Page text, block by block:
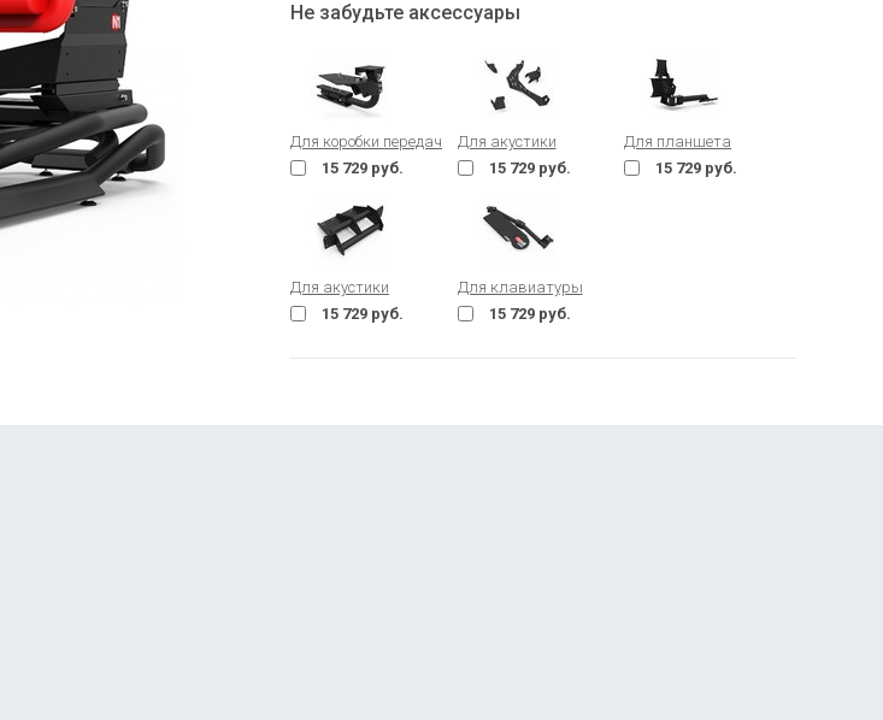
Не забудьте аксессуары
Для коробки передач
15 729 руб.
Для акустики
15 729 руб.
Для планшета
15 729 руб.
Для акустики
15 729 руб.
Для клавиатуры
15 729 руб.